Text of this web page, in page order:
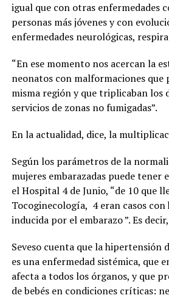
igual que con otras enfermedades
personas más jóvenes y con
enfermedades neurológicas,
“En ese momento nos acercan la
neonatos con malformaciones que
misma región y que triplicaban los
servicios de zonas no fumigadas”.
En la actualidad, dice, la
Según los parámetros de la
mujeres embarazadas puede tener
el Hospital 4 de Junio, “de 10 que
Tocoginecología, 4 eran casos
inducida por el embarazo ”. Es
Seveso cuenta que la hipertensión
es una enfermedad sistémica, que
afecta a todos los órganos, y que
de bebés en condiciones críticas: